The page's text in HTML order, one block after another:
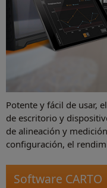
Potente y fácil de usar,
de escritorio y
de alineación y
configuración, el
Software CARTO